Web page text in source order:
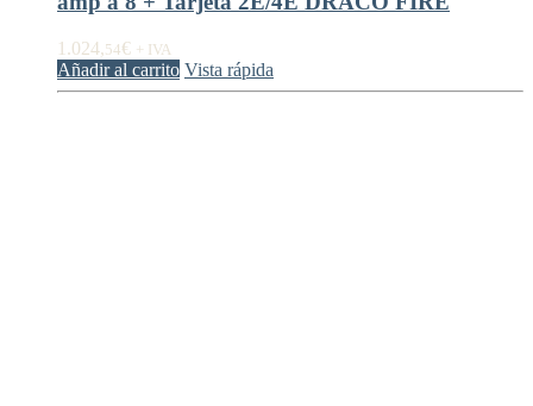
1.024,54€ + IVA
Añadir al carrito Vista rápida